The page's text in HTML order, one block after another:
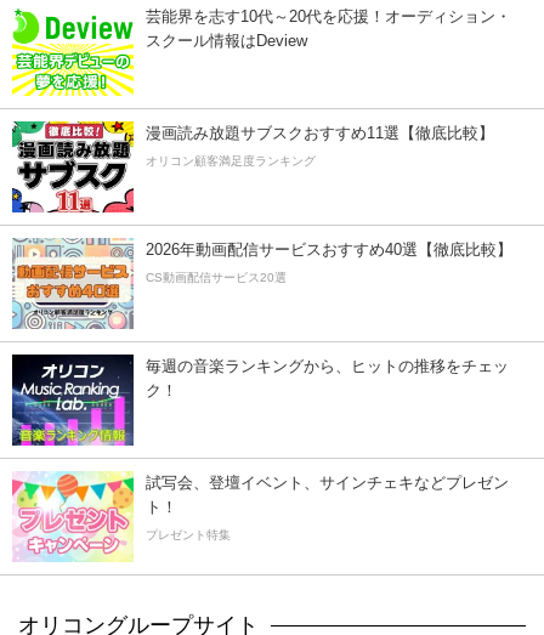
芸能界を志す10代～20代を応援！オーディション・
スクール情報はDeview
漫画読み放題サブスクおすすめ11選【徹底比較】
オリコン顧客満足度ランキング
2026年動画配信サービスおすすめ40選【徹底比較】
CS動画配信サービス20選
毎週の音楽ランキングから、ヒットの推移をチェッ
ク！
試写会、登壇イベント、サインチェキなどプレゼン
ト！
プレゼント特集
オリコングループサイト